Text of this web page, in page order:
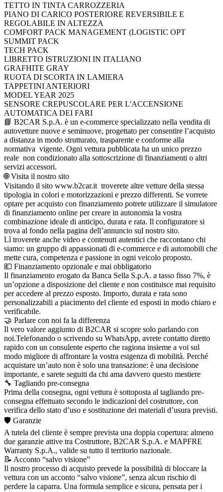
TETTO IN TINTA CARROZZERIA
PIANO DI CARICO POSTERIORE REVERSIBILE E
REGOLABILE IN ALTEZZA
COMFORT PACK MANAGEMENT (LOGISTIC OPT
SUMMIT PACK
TECH PACK
LIBRETTO ISTRUZIONI IN ITALIANO
GRAFHITE GRAY
RUOTA DI SCORTA IN LAMIERA
TAPPETINI ANTERIORI
MODEL YEAR 2025
SENSORE CREPUSCOLARE PER L'ACCENSIONE
AUTOMATICA DEI FARI
📘 B2CAR S.p.A. è un e-commerce specializzato nella vendita di
autovetture nuove e seminuove, progettato per consentire l’acquisto
a distanza in modo strutturato, trasparente e conforme alla
normativa vigente. Ogni vettura pubblicata ha un unico prezzo
reale non condizionato alla sottoscrizione di finanziamenti o altri
servizi accessori.
🌐 Visita il nostro sito
Visitando il sito www.b2car.it troverete altre vetture della stessa
tipologia in colori e motorizzazioni e prezzo differenti. Se vorrete
optare per acquisto con finanziamento potrete utilizzare il simulatore
di finanziamento online per creare in autonomia la vostra
combinazione ideale di anticipo, durata e rata. Il configuratore si
trova al fondo nella pagina dell’annuncio sul nostro sito.
Lì troverete anche video e contenuti autentici che raccontano chi
siamo: un gruppo di appassionati di e-commerce e di automobili che
mette cura, competenza e passione in ogni veicolo proposto.
💶 Finanziamento opzionale e mai obbligatorio
Il finanziamento erogato da Banca Sella S.p.A. a tasso fisso 7%, è
un’opzione a disposizione del cliente e non costituisce mai requisito
per accedere al prezzo esposto. Importo, durata e rata sono
personalizzabili a piacimento del cliente ed esposti in modo chiaro e
verificabile.
🤝 Parlare con noi fa la differenza
Il vero valore aggiunto di B2CAR si scopre solo parlando con
noi.Telefonando o scrivendo su WhatsApp, avrete contatto diretto
rapido con un consulente esperto che ragiona insieme a voi sul
modo migliore di affrontare la vostra esigenza di mobilità. Perché
acquistare un’auto non è solo una transazione: è una decisione
importante, e sarete seguiti da chi ama davvero questo mestiere
🔧 Tagliando pre-consegna
Prima della consegna, ogni vettura è sottoposta al tagliando pre-
consegna effettuato secondo le indicazioni del costruttore, con
verifica dello stato d’uso e sostituzione dei materiali d’usura previsti.
🛡️ Garanzie
A tutela del cliente è sempre prevista una doppia copertura: almeno
due garanzie attive tra Costruttore, B2CAR S.p.A. e MAPFRE
Warranty S.p.A., valide su tutto il territorio nazionale.
📝 Acconto “salvo visione”
Il nostro processo di acquisto prevede la possibilità di bloccare la
vettura con un acconto “salvo visione”, senza alcun rischio di
perdere la caparra. Una formula semplice e sicura, pensata per i